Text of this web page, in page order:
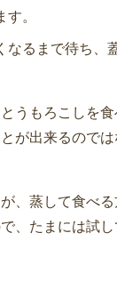
。
なるまで待ち、
うもろこしを
が出来るのでは
、蒸して食べる
、たまには試